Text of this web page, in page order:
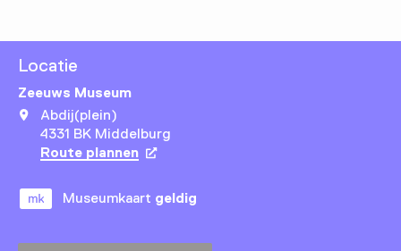
Locatie
Zeeuws Museum
Abdij(plein)
4331 BK Middelburg
Route plannen Opent in een nieuw tabblad
Museumkaart geldig